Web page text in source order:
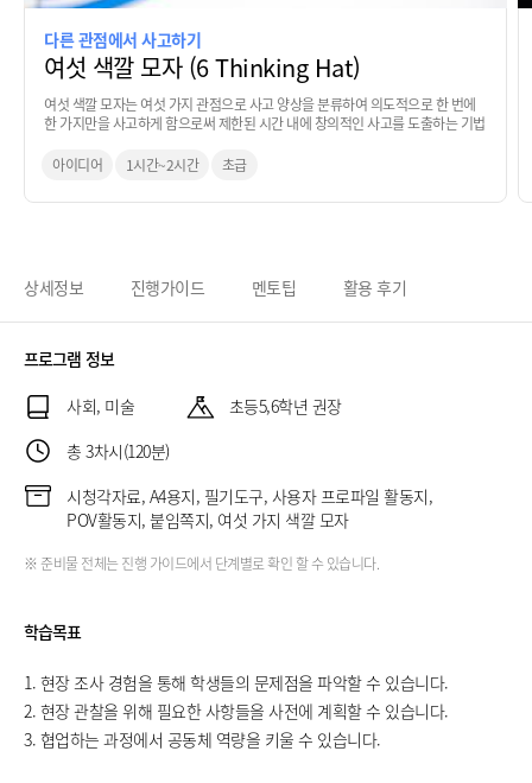
다른 관점에서 사고하기
여섯 색깔 모자 (6 Thinking Hat)
여섯 색깔 모자는 여섯 가지 관점으로 사고 양상을 분류하여 의도적으로 한 번에
한 가지만을 사고하게 함으로써 제한된 시간 내에 창의적인 사고를 도출하는 기법
아이디어 1시간~2시간 초급
상세정보 진행가이드 멘토팁 활용 후기
프로그램 정보
사회, 미술
초등5,6학년 권장
총 3차시(120분)
시청각자료, A4용지, 필기도구, 사용자 프로파일 활동지,
POV활동지, 붙임쪽지, 여섯 가지 색깔 모자
※ 준비물 전체는 진행 가이드에서 단계별로 확인 할 수 있습니다.
학습목표
1. 현장 조사 경험을 통해 학생들의 문제점을 파악할 수 있습니다.
2. 현장 관찰을 위해 필요한 사항들을 사전에 계획할 수 있습니다.
3. 협업하는 과정에서 공동체 역량을 키울 수 있습니다.